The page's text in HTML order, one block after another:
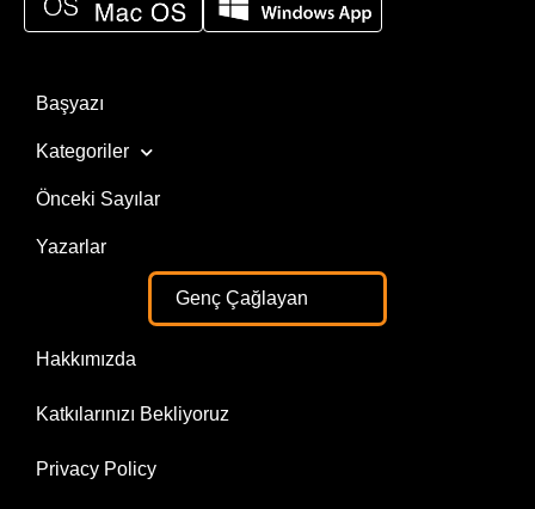
Başyazı
Kategoriler
Önceki Sayılar
Yazarlar
Genç Çağlayan
Hakkımızda
Katkılarınızı Bekliyoruz
Privacy Policy